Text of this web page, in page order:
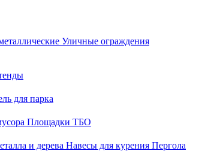
Уличные ограждения
для парка
Площадки ТБО
и дерева Навесы для курения Пергола